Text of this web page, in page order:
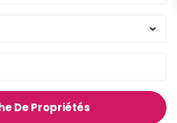
De Propriétés